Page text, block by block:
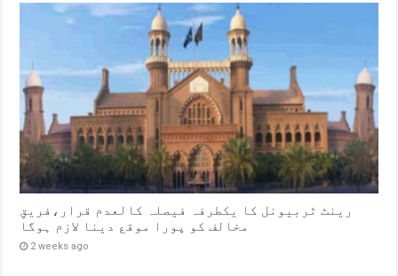
رینٹ ٹربیونل کا یکطرفہ فیصلہ کالعدم قرار،فریقِ
مخالف کو پورا موقع دینا لازم ہوگا
2 weeks ago